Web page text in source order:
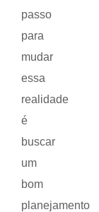
passo
para
mudar
essa
realidade
é
buscar
um
bom
planejamento